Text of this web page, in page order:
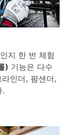
지 한 번 체험
) 기능은 다수
인더, 팜샌더,
.